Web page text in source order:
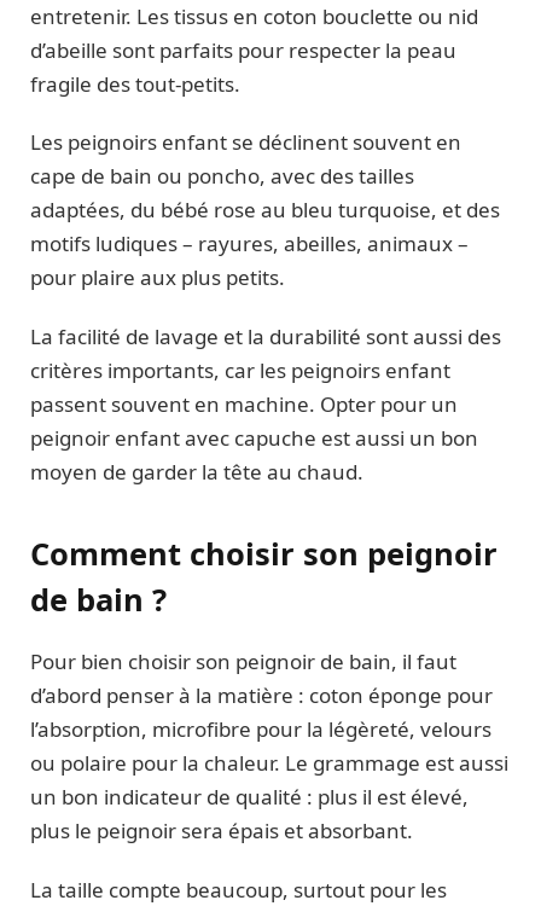
entretenir. Les tissus en coton bouclette ou nid
d’abeille sont parfaits pour respecter la peau
fragile des tout-petits.
Les peignoirs enfant se déclinent souvent en
cape de bain ou poncho, avec des tailles
adaptées, du bébé rose au bleu turquoise, et des
motifs ludiques – rayures, abeilles, animaux –
pour plaire aux plus petits.
La facilité de lavage et la durabilité sont aussi des
critères importants, car les peignoirs enfant
passent souvent en machine. Opter pour un
peignoir enfant avec capuche est aussi un bon
moyen de garder la tête au chaud.
Comment choisir son peignoir
de bain ?
Pour bien choisir son peignoir de bain, il faut
d’abord penser à la matière : coton éponge pour
l’absorption, microfibre pour la légèreté, velours
ou polaire pour la chaleur. Le grammage est aussi
un bon indicateur de qualité : plus il est élevé,
plus le peignoir sera épais et absorbant.
La taille compte beaucoup, surtout pour les